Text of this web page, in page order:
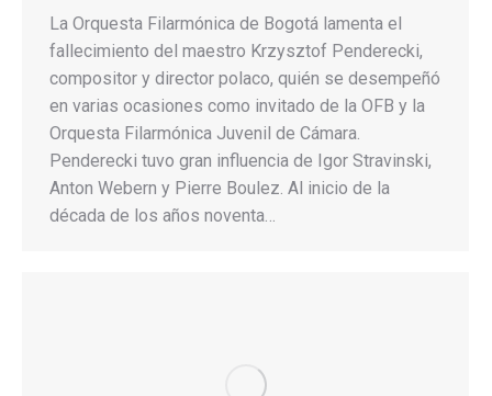
La Orquesta Filarmónica de Bogotá lamenta el
fallecimiento del maestro Krzysztof Penderecki,
compositor y director polaco, quién se desempeñó
en varias ocasiones como invitado de la OFB y la
Orquesta Filarmónica Juvenil de Cámara.
Penderecki tuvo gran influencia de Igor Stravinski,
Anton Webern y Pierre Boulez. Al inicio de la
década de los años noventa…